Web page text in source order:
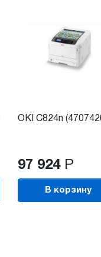
OKI C824n
97 924 Р
В корзину